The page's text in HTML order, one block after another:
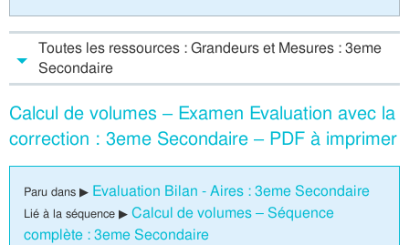
Toutes les ressources : Grandeurs et Mesures : 3eme
Secondaire
Calcul de volumes – Examen Evaluation avec la
correction : 3eme Secondaire – PDF à imprimer
Paru dans ▶ Evaluation Bilan - Aires : 3eme Secondaire
Lié à la séquence ▶ Calcul de volumes – Séquence
complète : 3eme Secondaire